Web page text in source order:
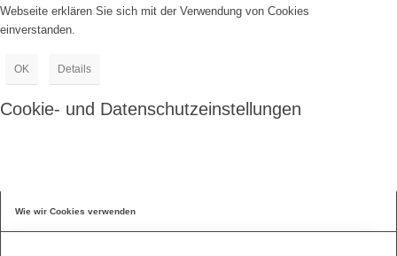
Webseite erklären Sie sich mit der Verwendung von Cookies
einverstanden.
OK Details
Cookie- und Datenschutzeinstellungen
Wie wir Cookies verwenden